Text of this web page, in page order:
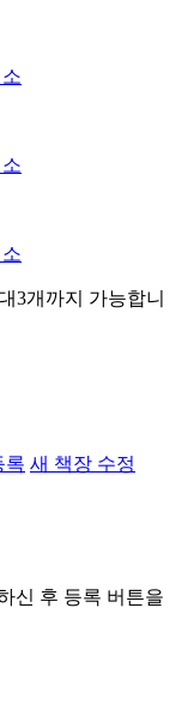
3개까지 가능합니
록 새 책장 수정
신 후 등록 버튼을